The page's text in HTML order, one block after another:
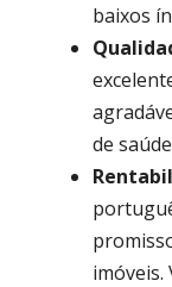
baixos
de
imóveis.